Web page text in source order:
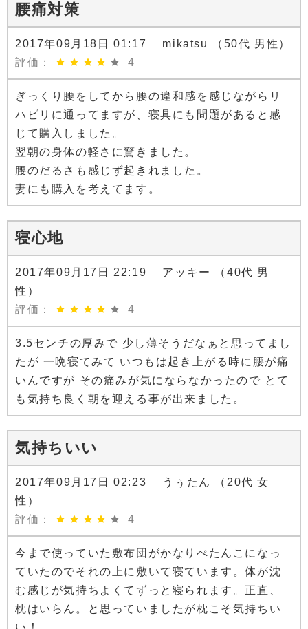
腰痛対策
2017年09月18日 01:17 mikatsu （50代 男性）
評価：
4
ぎっくり腰をしてから腰の違和感を感じながらリ
ハビリに通ってますが、寝具にも問題があると感
じて購入しました。
翌朝の身体の軽さに驚きました。
腰のだるさも感じず起きれました。
妻にも購入を考えてます。
寝心地
2017年09月17日 22:19 アッキー （40代 男
性）
評価：
4
3.5センチの厚みで 少し薄そうだなぁと思ってまし
たが 一晩寝てみて いつもは起き上がる時に腰が痛
いんですが その痛みが気にならなかったので とて
も気持ち良く朝を迎える事が出来ました。
気持ちいい
2017年09月17日 02:23 うぅたん （20代 女
性）
評価：
4
今まで使っていた敷布団がかなりぺたんこになっ
ていたのでそれの上に敷いて寝ています。体が沈
む感じが気持ちよくてずっと寝られます。正直、
枕はいらん。と思っていましたが枕こそ気持ちい